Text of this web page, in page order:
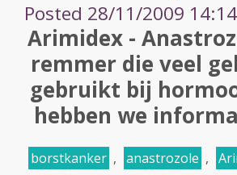
Posted 28/11/2009
Arimidex -
remmer die veel
gebruikt bij
hebben we
borstkanker , anastrozole ,